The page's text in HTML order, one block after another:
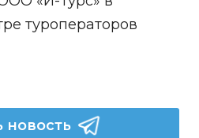
туроператоров
новость